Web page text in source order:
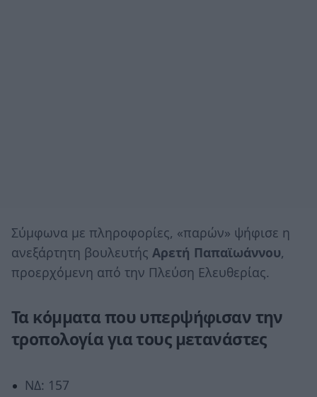
Σύμφωνα με πληροφορίες, «παρών» ψήφισε η
ανεξάρτητη βουλευτής Αρετή Παπαϊωάννου,
προερχόμενη από την Πλεύση Ελευθερίας.
Τα κόμματα που υπερψήφισαν την
τροπολογία για τους μετανάστες
ΝΔ: 157